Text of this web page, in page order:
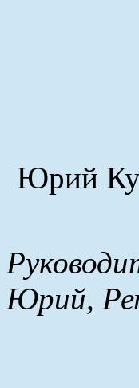
Юрий
Юрий,